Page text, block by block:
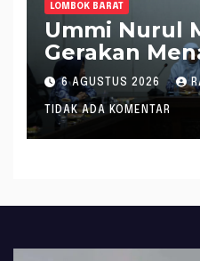
LOMBOK BARAT
Ummi Nurul
Gerakan
Tangani
6 AGUSTUS 2026
TIDAK ADA KOMENTAR